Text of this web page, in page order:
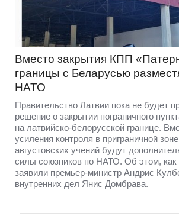
Вместо закрытия КПП
границы с Беларусью
НАТО
Правительство Латвии пока не будет
решение о закрытии пограничного
на латвийско-белорусской границе.
усиления контроля в приграничной
августовских учений будут
силы союзников по НАТО. Об этом, как
заявили премьер-министр Андрис
внутренних дел Янис Домбрава.